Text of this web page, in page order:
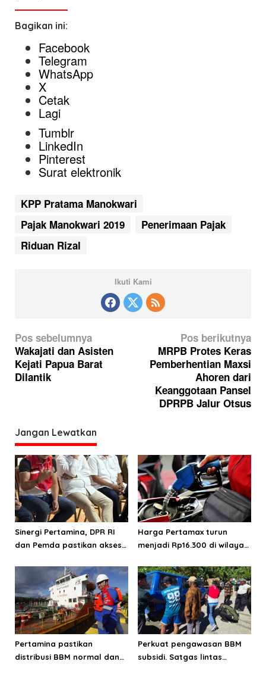
Bagikan ini:
Facebook
Telegram
WhatsApp
X
Cetak
Lagi
Tumblr
LinkedIn
Pinterest
Surat elektronik
KPP Pratama Manokwari
Pajak Manokwari 2019
Penerimaan Pajak
Riduan Rizal
Ikuti Kami
N
a
v
i
s
i
p
o
s
Pos sebelumnya
Wakajati dan Asisten
Kejati Papua Barat
Dilantik
Pos berikutnya
MRPB Protes Keras
Pemberhentian Maxsi
Ahoren dari
Keanggotaan Pansel
DPRPB Jalur Otsus
Jangan Lewatkan
Sinergi Pertamina, DPR RI
dan Pemda pastikan akses
Harga Pertamax turun
menjadi Rp16.300 di wilayah
Pertamina pastikan
distribusi BBM normal dan
Perkuat pengawasan BBM
subsidi. Satgas lintas